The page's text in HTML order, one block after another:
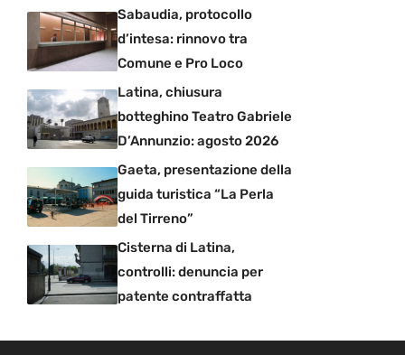
Sabaudia, protocollo
d’intesa: rinnovo tra
Comune e Pro Loco
Latina, chiusura
botteghino Teatro Gabriele
D’Annunzio: agosto 2026
Gaeta, presentazione della
guida turistica “La Perla
del Tirreno”
Cisterna di Latina,
controlli: denuncia per
patente contraffatta